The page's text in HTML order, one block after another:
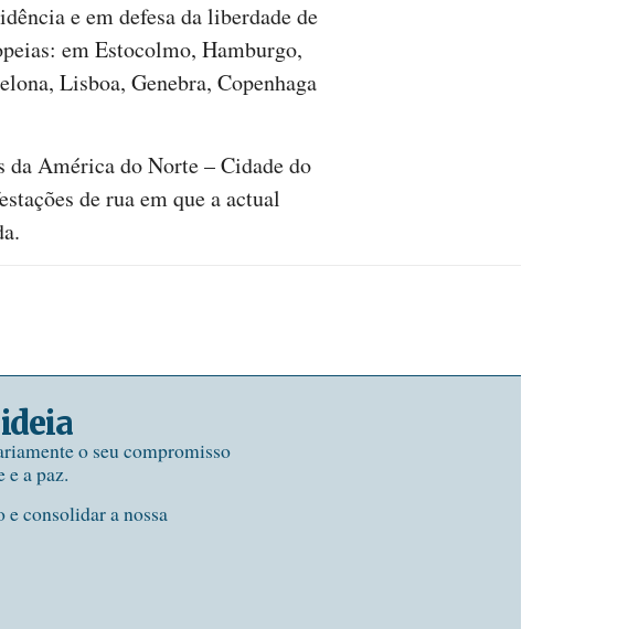
e em defesa da liberdade de
em Estocolmo, Hamburgo,
Lisboa, Genebra, Copenhaga
da América do Norte – Cidade do
de rua em que a actual
o seu compromisso
e a paz.
consolidar a nossa